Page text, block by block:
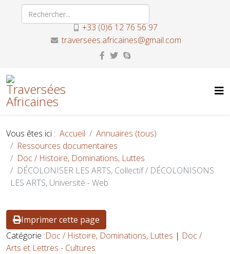
+33 (0)6 12 76 56 97
traversees.africaines@gmail.com
Vous êtes ici : Accueil
Annuaires (tous)
Ressources documentaires
Doc / Histoire, Dominations, Luttes
DÉCOLONISER LES ARTS, Collectif / DÉCOLONISONS
LES ARTS, Université - Web
Imprimer cette page
Catégorie :Doc / Histoire, Dominations, Luttes | Doc /
Arts et Lettres - Cultures